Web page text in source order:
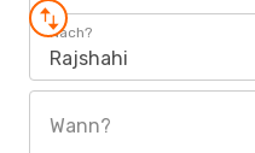
Nach?
Rajshahi
Wann?